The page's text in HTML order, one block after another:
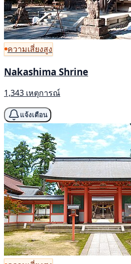
ความเสี่ยงสูง
Nakashima Shrine
1,343 เหตุการณ์
แจ้งเตือน